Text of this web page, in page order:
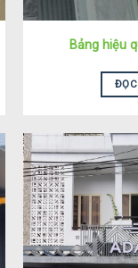
Bảng hiệu